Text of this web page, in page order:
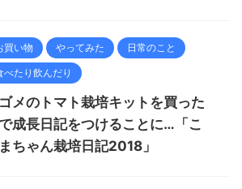
買い物 やってみた 日常のこと
べたり飲んだり
メのトマト栽培キットを買った
成長日記をつけることに…「こ
ちゃん栽培日記2018」